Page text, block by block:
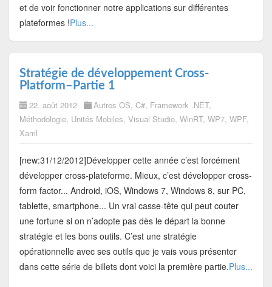
et de voir fonctionner notre applications sur différentes
plateformes !Plus...
Stratégie de développement Cross-
Platform–Partie 1
22. août 2012 Autres OS, C#, Framework .NET,
Méthodologie, Unités Mobiles, Visual Studio, WinRT, WP7, WPF,
Xaml
[new:31/12/2012]Développer cette année c’est forcément
développer cross-plateforme. Mieux, c’est développer cross-
form factor... Android, iOS, Windows 7, Windows 8, sur PC,
tablette, smartphone... Un vrai casse-tête qui peut couter
une fortune si on n’adopte pas dès le départ la bonne
stratégie et les bons outils. C’est une stratégie
opérationnelle avec ses outils que je vais vous présenter
dans cette série de billets dont voici la première partie.Plus...